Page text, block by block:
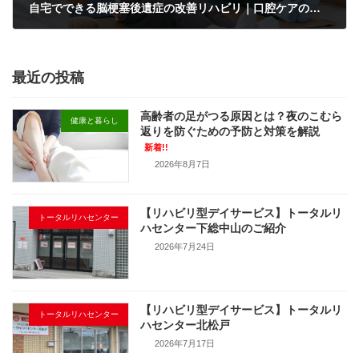
自宅でできる脳梗塞後遺症の改善リハビリ｜口腔ケアの重要性も解説
最近の投稿
健康と暮らし
高齢者の足がつる原因とは？夜のこむら
返りを防ぐための予防と対策を解説
新着!!
2026年8月7日
トータルリハセンター
【リハビリ型デイサービス】トータルリ
ハセンター下総中山のご紹介
2026年7月24日
トータルリハセンター
【リハビリ型デイサービス】トータルリ
ハセンター北松戸
2026年7月17日